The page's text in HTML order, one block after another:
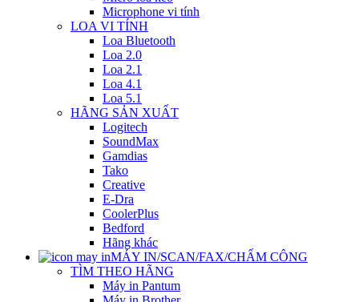
Microphone vi tính
LOA VI TÍNH
Loa Bluetooth
Loa 2.0
Loa 2.1
Loa 4.1
Loa 5.1
HÃNG SẢN XUẤT
Logitech
SoundMax
Gamdias
Tako
Creative
E-Dra
CoolerPlus
Bedford
Hãng khác
MÁY IN/SCAN/FAX/CHẤM CÔNG
TÌM THEO HÃNG
Máy in Pantum